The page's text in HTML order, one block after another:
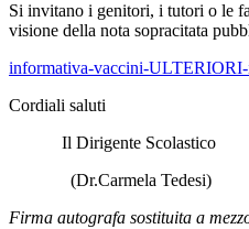
Si invitano i genitori, i tutori o le
visione della nota sopracitata
informativa-vaccini-
Cordiali saluti
Il Dirigente Scolastico
(Dr.Carmela Tedesi)
Firma autografa sostituita a